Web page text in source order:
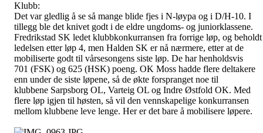
Klubb:
Det var gledlig å se så mange blide fjes i N-løypa og i D/H-10. I
tillegg ble det knivet godt i de eldre ungdoms- og juniorklassene.
Fredrikstad SK ledet klubbkonkurransen fra forrige løp, og beholdt
ledelsen etter løp 4, men Halden SK er nå nærmere, etter at de
mobiliserte godt til vårsesongens siste løp. De har henholdsvis
701 (FSK) og 625 (HSK) poeng. OK Moss hadde flere deltakere
enn under de siste løpene, så de økte forspranget noe til
klubbene Sarpsborg OL, Varteig OL og Indre Østfold OK. Med
flere løp igjen til høsten, så vil den vennskapelige konkurransen
mellom klubbene leve lenge. Her er det bare å mobilisere løpere.